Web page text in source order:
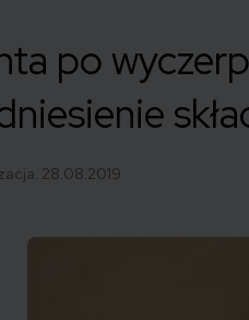
po
28.08.2019